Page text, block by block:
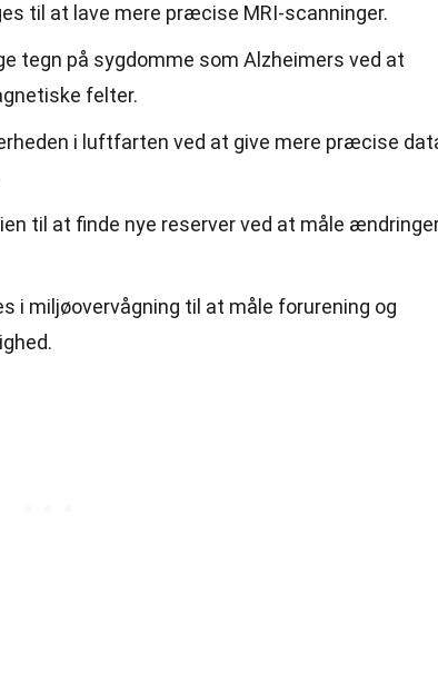
til at lave mere præcise MRI-scanninger.
tegn på sygdomme som Alzheimers ved at
felter.
i luftfarten ved at give mere præcise
til at finde nye reserver ved at måle
i miljøovervågning til at måle forurening og